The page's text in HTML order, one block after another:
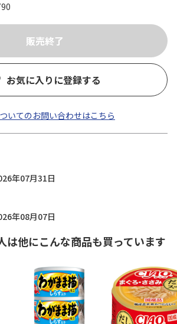
お気に入りに登録する
いてのお問い合わせはこちら
年07月31日
年08月07日
は他にこんな商品も買っています